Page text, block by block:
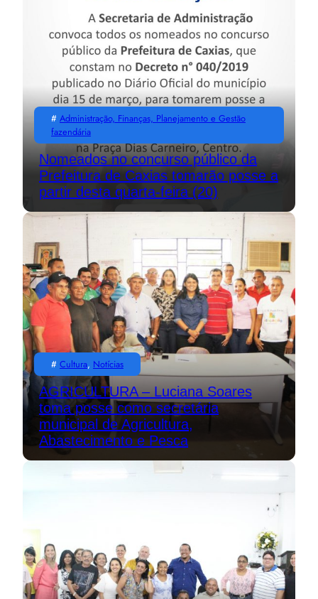
# Administração, Finanças, Planejamento e Gestão
fazendária
Nomeados no concurso público da
Prefeitura de Caxias tomarão posse a
partir desta quarta-feira (20)
# Cultura, Notícias
AGRICULTURA – Luciana Soares
toma posse como secretária
municipal de Agricultura,
Abastecimento e Pesca